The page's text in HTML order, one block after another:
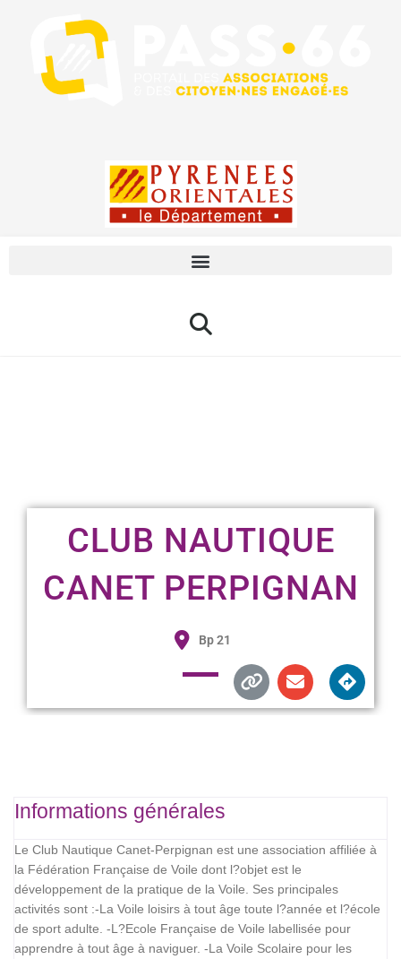
CLUB NAUTIQUE
CANET PERPIGNAN
Bp 21
Informations générales
Le Club Nautique Canet-Perpignan est une association affiliée à
la Fédération Française de Voile dont l?objet est le
développement de la pratique de la Voile. Ses principales
activités sont :-La Voile loisirs à tout âge toute l?année et l?école
de sport adulte. -L?Ecole Française de Voile labellisée pour
apprendre à tout âge à naviguer. -La Voile Scolaire pour les